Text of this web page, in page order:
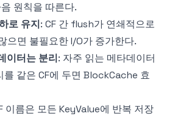
원칙을 따른다.
로 유지: CF 간 flush가 연쇄적으로
으면 불필요한 I/O가 증가한다.
이터는 분리: 자주 읽는 메타데이터
를 같은 CF에 두면 BlockCache 효
이름은 모든 KeyValue에 반복 저장